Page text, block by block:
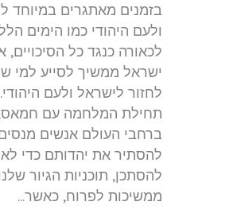
בזמנים מאתגרים במיוחד
ולעם היהודי כמו הימים
לכאורה כנגד כל הסיכויים,
ישראל ממשיך לסייע למי
לחזור לישראל ולעם
תחילת המלחמה עם
ברחבי העולם אנשים
להסתיר את יהדותם כדי לא
להסתכן, תוכניות הגיור
ממשיכות לפרוח, כאשר...